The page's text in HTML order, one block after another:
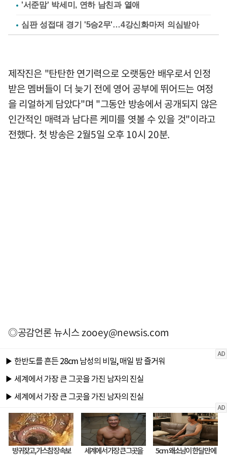
'서준맘' 박세미, 연하 남친과 열애
심판 성접대 경기 '5승2무'…4강신화마저 의심받아
제작진은 "탄탄한 연기력으로 오랫동안 배우로서 인정
받은 멤버들이 더 늦기 전에 영어 공부에 뛰어드는 여정
을 리얼하게 담았다"며 "그동안 방송에서 공개되지 않은
인간적인 매력과 남다른 케미를 엿볼 수 있을 것"이라고
전했다. 첫 방송은 2월5일 오후 10시 20분.
◎공감언론 뉴시스zooey@newsis.com